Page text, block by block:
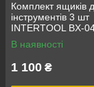
Комплект ящиків
інструментів 3 шт
INTERTOOL BX-
В наявності
1 100 ₴